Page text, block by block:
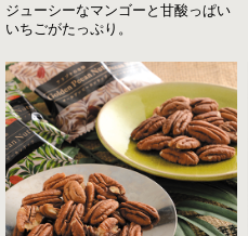
ジューシーなマンゴーと甘酸っぱい
いちごがたっぷり。